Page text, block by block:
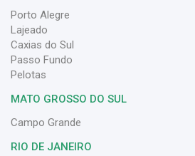
Porto Alegre
Lajeado
Caxias do Sul
Passo Fundo
Pelotas
MATO GROSSO DO SUL
Campo Grande
RIO DE JANEIRO